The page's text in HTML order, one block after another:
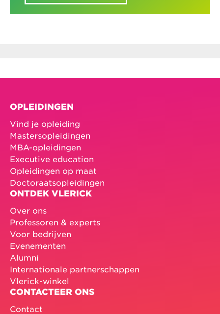
OPLEIDINGEN
Vind je opleiding
Mastersopleidingen
MBA-opleidingen
Executive education
Opleidingen op maat
Doctoraatsopleidingen
ONTDEK VLERICK
Over ons
Professoren & experts
Voor bedrijven
Evenementen
Alumni
Internationale partnerschappen
Vlerick-winkel
CONTACTEER ONS
Contact